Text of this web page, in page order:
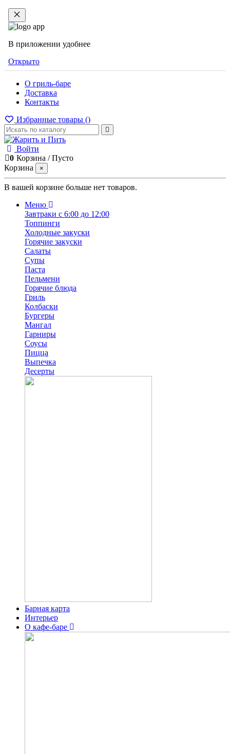
В приложении удобнее
Открыто
О гриль-баре
Доставка
Контакты
Избранные товары ()
Войти
0 Корзина /Пусто
Корзина
×
В вашей корзине больше нет товаров.
Меню
Завтраки с 6:00 до 12:00
Топпинги
Холодные закуски
Горячие закуски
Салаты
Супы
Паста
Пельмени
Горячие блюда
Гриль
Колбаски
Бургеры
Мангал
Гарниры
Соусы
Пицца
Выпечка
Десерты
Барная карта
Интерьер
О кафе-баре